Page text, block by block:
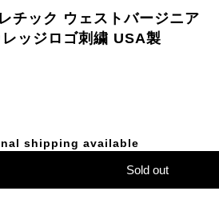
チック ウェストバージニア
ッジロゴ刺繍 USA製
shipping available
Sold out